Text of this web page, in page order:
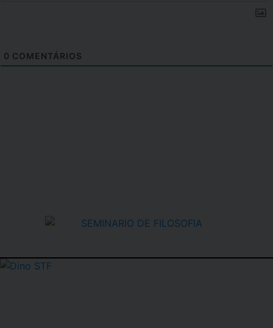
0 COMENTÁRIOS